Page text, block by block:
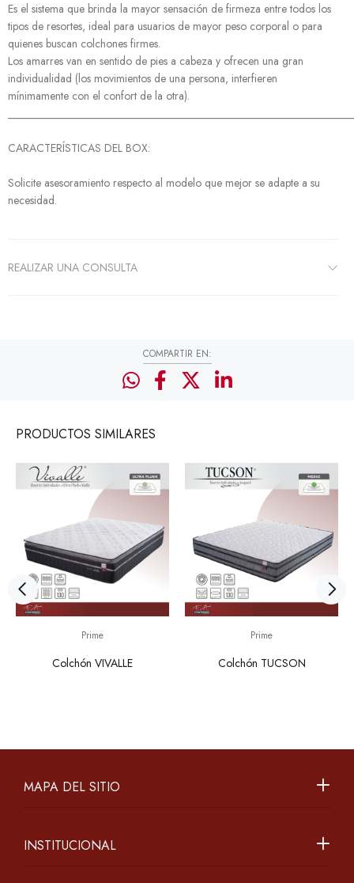
Es el sistema que brinda la mayor sensación de firmeza entre todos los
tipos de resortes, ideal para usuarios de mayor peso corporal o para
quienes buscan colchones firmes.
Los amarres van en sentido de pies a cabeza y ofrecen una gran
individualidad (los movimientos de una persona, interfieren
mínimamente con el confort de la otra).
CARACTERÍSTICAS DEL BOX:
Solicite asesoramiento respecto al modelo que mejor se adapte a su
necesidad.
REALIZAR UNA CONSULTA
COMPARTIR EN:
PRODUCTOS SIMILARES
Prime
Colchón VIVALLE
Prime
Colchón TUCSON
MAPA DEL SITIO
INSTITUCIONAL